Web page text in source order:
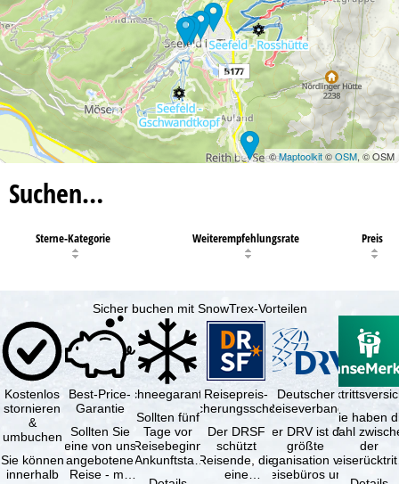
©Maptoolkit©OSM, © OSM
Suchen…
Sterne-Kategorie Weiterempfehlungsrate Preis
Sicher buchen mit SnowTrex-Vorteilen
Kostenlos
stornieren
&
umbuchen
Sie können
innerhalb
Best-Price-
Garantie
Sollten Sie
eine von uns
angebotene
Reise - mit
Schneegarantie
Sollten fünf
Tage vor
Reisebeginn
(Ankunftstag)
Reisepreis-
Sicherungsschein
Der DRSF
schützt
Reisende, die
eine
Deutscher
Reiseverband
Der DRV ist die
größte
Organisation von
Reisebüros und
Sie haben
Wahl
der